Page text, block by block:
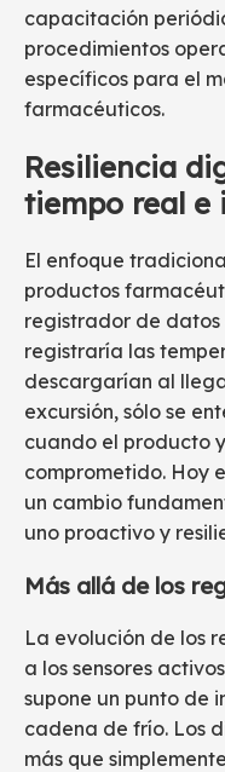
capacitación
procedimientos
específicos para el
farmacéuticos.
Resiliencia
tiempo real e
El enfoque
productos
registrador de
registraría las
descargarían al
excursión, sólo se
cuando el producto
comprometido. Hoy
un cambio
uno proactivo y
Más allá de los
La evolución de los
a los sensores
supone un punto de
cadena de frío. Los
más que